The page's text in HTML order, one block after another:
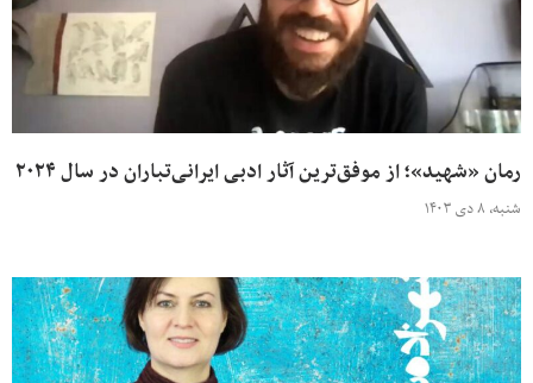
رمان «شهید»؛ از موفق‌ترین آثار ادبی ایرانی‌تباران در سال ۲۰۲۴
شنبه، ۸ دی ۱۴۰۳